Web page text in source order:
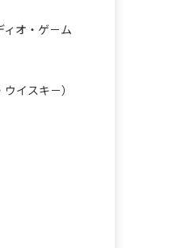
ィオ・ゲ－ム
イスキ－）